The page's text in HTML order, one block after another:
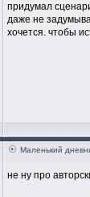
придумал
даже не
хочется. чтобы
Маленький
не ну про